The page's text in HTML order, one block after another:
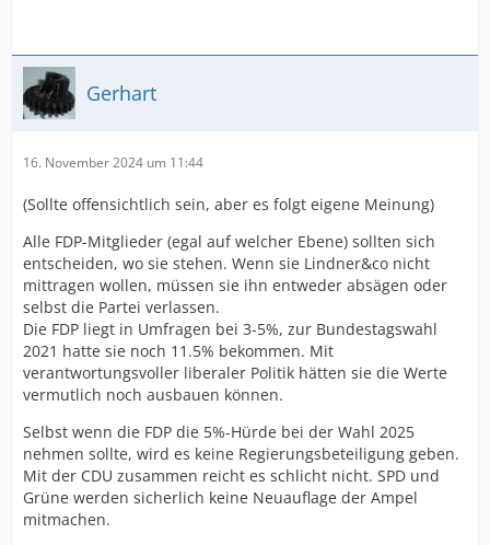
Gerhart
16. November 2024 um 11:44
(Sollte offensichtlich sein, aber es folgt eigene Meinung)
Alle FDP-Mitglieder (egal auf welcher Ebene) sollten sich
entscheiden, wo sie stehen. Wenn sie Lindner&co nicht
mittragen wollen, müssen sie ihn entweder absägen oder
selbst die Partei verlassen.
Die FDP liegt in Umfragen bei 3-5%, zur Bundestagswahl
2021 hatte sie noch 11.5% bekommen. Mit
verantwortungsvoller liberaler Politik hätten sie die Werte
vermutlich noch ausbauen können.
Selbst wenn die FDP die 5%-Hürde bei der Wahl 2025
nehmen sollte, wird es keine Regierungsbeteiligung geben.
Mit der CDU zusammen reicht es schlicht nicht. SPD und
Grüne werden sicherlich keine Neuauflage der Ampel
mitmachen.